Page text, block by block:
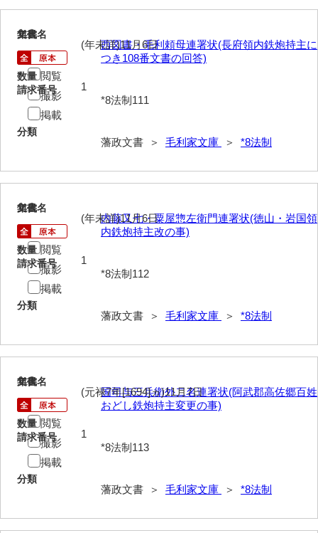
両公伝史料
特定歴史公文書
特設文庫
111
文書名
西図書・毛利頼母連署状(長府領内鉄炮持主に
つき108番文書の回答)
請求番号
*8法制111
分類
藩政文書 ＞ 毛利家文庫 ＞ *8法制
年代
(年未詳)11月6日
数量
1
閲覧
撮影
掲載
112
文書名
内藤又七・粟屋惣左衛門連署状(徳山・岩国領
内鉄炮持主改の事)
請求番号
*8法制112
分類
藩政文書 ＞ 毛利家文庫 ＞ *8法制
年代
(年未詳)11月6日
数量
1
閲覧
撮影
掲載
113
文書名
国司与三兵衛外二名連署状(阿武郡高佐郷百姓
おどし鉄炮持主変更の事)
請求番号
*8法制113
分類
藩政文書 ＞ 毛利家文庫 ＞ *8法制
年代
(元禄7年[1694]ヵ)11月7日
数量
1
閲覧
撮影
掲載